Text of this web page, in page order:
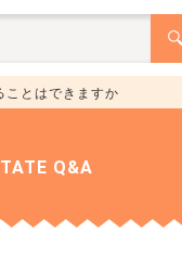
ことはできますか
Q&A